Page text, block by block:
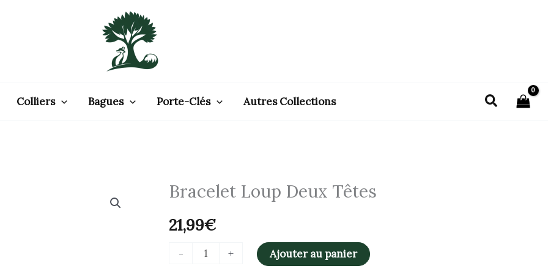
Colliers Bagues Porte-Clés Autres Collections
Bracelet Loup Deux Têtes
21,99€
-
quantité
Bracelet
+ Ajouter au panier